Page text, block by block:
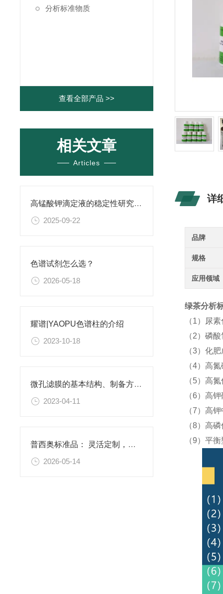
分析标准物质
查看全部产品 >>
相关文章
Articles
高锰酸钾滴定液的稳定性研究与保存条件优化
2025-09-22
色谱试剂怎么选？
2026-05-18
耀谱|YAOPU色谱柱的介绍
2023-10-18
微孔滤膜的基本结构、制备方法、性能特点以及应用领域
2023-04-11
普西奥标准品： 灵活定制，满足特殊需求
2026-05-14
详
品牌
规格
应用领域
绿茶分析
（1）
（2）磷
（3）
（4）高
（5）高
（6）高
（7）高
（8）高
（9）平